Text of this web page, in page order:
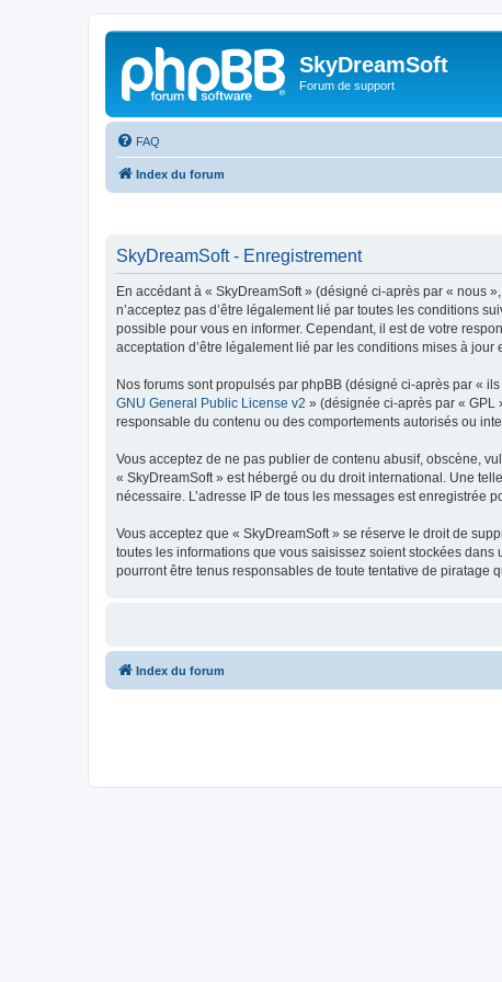
SkyDreamSoft
Forum de support
FAQ
Index du forum
SkyDreamSoft - Enregistrement
En accédant à « SkyDreamSoft » (désigné ci-après par « nous
n’acceptez pas d’être légalement lié par toutes les conditions
possible pour vous en informer. Cependant, il est de votre
acceptation d’être légalement lié par les conditions mises à jour
Nos forums sont propulsés par phpBB (désigné ci-après par «
GNU General Public License v2 » (désignée ci-après par «
responsable du contenu ou des comportements autorisés ou
Vous acceptez de ne pas publier de contenu abusif, obscène,
« SkyDreamSoft » est hébergé ou du droit international. Une
nécessaire. L’adresse IP de tous les messages est enregistrée
Vous acceptez que « SkyDreamSoft » se réserve le droit de
toutes les informations que vous saisissez soient stockées
pourront être tenus responsables de toute tentative de piratage
Index du forum